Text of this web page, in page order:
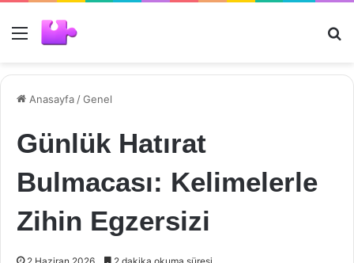
Menü
Anasayfa /Genel
Günlük Hatırat
Bulmacası: Kelimelerle
Zihin Egzersizi